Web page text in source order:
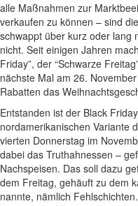
alle Maßnahmen zur
verkaufen zu können – sind
schwappt über kurz oder lang
nicht. Seit einigen Jahren
Friday”, der “Schwarze
nächste Mal am 26.
Rabatten das
Entstanden ist der Black
nordamerikanischen Variante
vierten Donnerstag im
dabei das Truthahnessen –
Nachspeisen. Das soll dazu
dem Freitag, gehäuft zu dem
nannte, nämlich